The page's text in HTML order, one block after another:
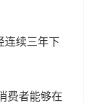
连续三年下
费者能够在